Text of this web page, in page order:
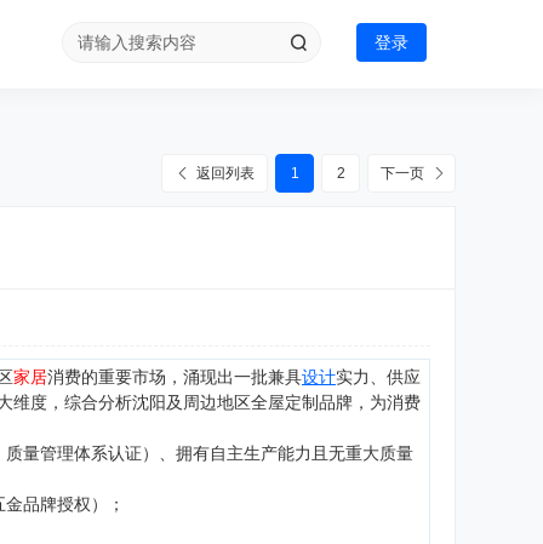
登录
1 2 下一页
返回列表
家居消费的重要市场，涌现出一批兼具设计实力、供应
维度，综合分析沈阳及周边地区全屋定制品牌，为消费
量管理体系认证）、拥有自主生产能力且无重大质量
品牌授权）；